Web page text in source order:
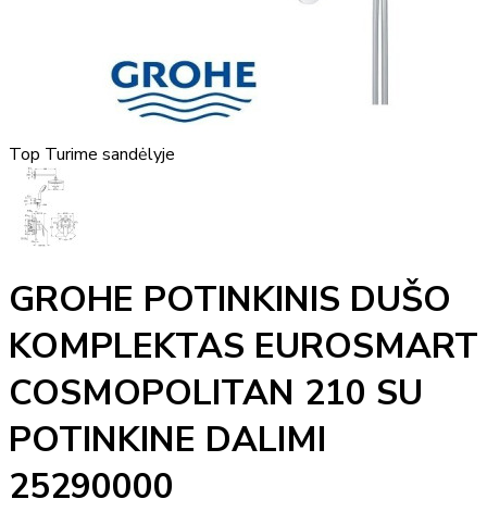
Top Turime sandėlyje
GROHE POTINKINIS DUŠO
KOMPLEKTAS EUROSMART
COSMOPOLITAN 210 SU
POTINKINE DALIMI
25290000